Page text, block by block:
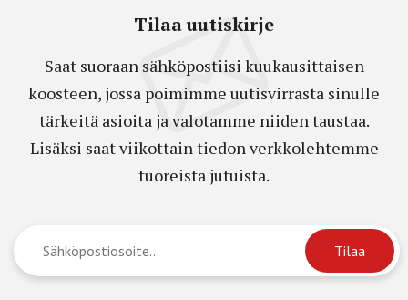
Tilaa uutiskirje
Saat suoraan sähköpostiisi kuukausittaisen
koosteen, jossa poimimme uutisvirrasta sinulle
tärkeitä asioita ja valotamme niiden taustaa.
Lisäksi saat viikottain tiedon verkkolehtemme
tuoreista jutuista.